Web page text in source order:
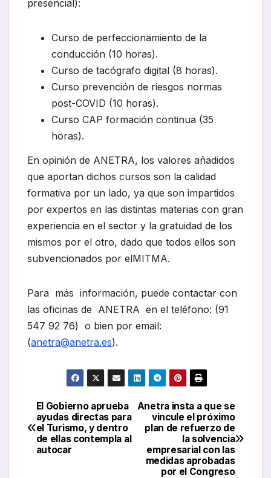
presencial):
Curso de perfeccionamiento de la
conducción (10 horas).
Curso de tacógrafo digital (8 horas).
Curso prevención de riesgos normas
post-COVID (10 horas).
Curso CAP formación continua (35
horas).
En opinión de ANETRA, los valores añadidos
que aportan dichos cursos son la calidad
formativa por un lado, ya que son impartidos
por expertos en las distintas materias con gran
experiencia en el sector y la gratuidad de los
mismos por el otro, dado que todos ellos son
subvencionados por elMITMA.
Para más información, puede contactar con
las oficinas de ANETRA en el teléfono: (91
547 92 76) o bien por email:
(anetra@anetra.es).
Navegación
de
Anetra insta a que se
vincule el próximo
plan de refuerzo de
la solvencia
empresarial con las
medidas aprobadas
por el Congreso
El Gobierno aprueba
ayudas directas para
el Turismo, y dentro
de ellas contempla al
autocar